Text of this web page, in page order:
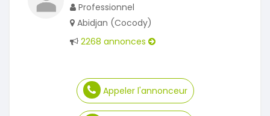
Professionnel
Abidjan (Cocody)
2268 annonces
Appeler l'annonceur